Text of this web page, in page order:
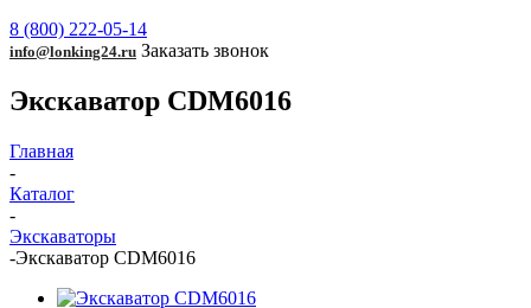
8 (800) 222-05-14
info@lonking24.ru Заказать звонок
Экскаватор CDM6016
Главная
-
Каталог
-
Экскаваторы
-Экскаватор CDM6016